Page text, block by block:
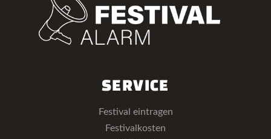
SERVICE
Festival eintragen
Festivalkosten